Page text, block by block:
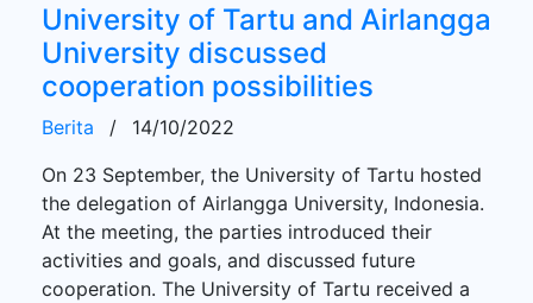
University of Tartu and Airlangga
University discussed
cooperation possibilities
Berita /
14/10/2022
On 23 September, the University of Tartu hosted
the delegation of Airlangga University, Indonesia.
At the meeting, the parties introduced their
activities and goals, and discussed future
cooperation. The University of Tartu received a